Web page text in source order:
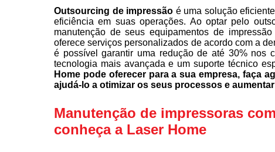
Outsourcing de impressão é uma solução
eficiência em suas operações. Ao optar pelo
manutenção de seus equipamentos de
oferece serviços personalizados de acordo com a
é possível garantir uma redução de até 30% nos
tecnologia mais avançada e um suporte técnico
Home pode oferecer para a sua empresa, faça
ajudá-lo a otimizar os seus processos e
Manutenção de impressoras
conheça a Laser Home